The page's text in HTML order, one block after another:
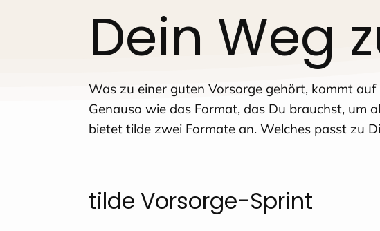
Was zu einer guten Vorsorge gehört, kommt auf
Genauso wie das Format, das Du brauchst, um
bietet tilde zwei Formate an. Welches passt zu
tilde Vorsorge-Sprint
Dein Weg